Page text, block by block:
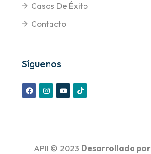
Casos De Éxito
Contacto
Síguenos
APII © 2023 Desarrollado por